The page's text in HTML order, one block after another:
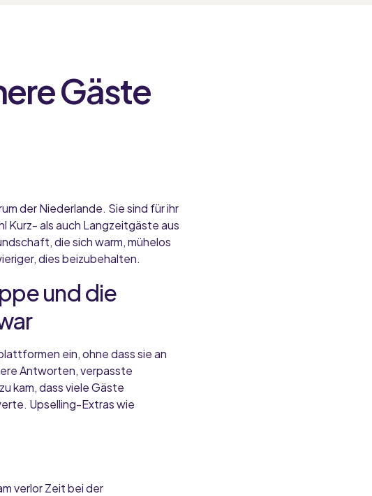
Gäste
der Niederlande. Sie sind für ihr
Kurz- als auch Langzeitgäste aus
die sich warm, mühelos
dies beizubehalten.
und die
ein, ohne dass sie an
Antworten, verpasste
kam, dass viele Gäste
Upselling-Extras wie
verlor Zeit bei der